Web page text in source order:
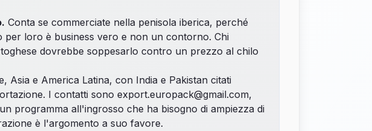
Conta se commerciate nella penisola iberica, perché
per loro è business vero e non un contorno. Chi
dovrebbe soppesarlo contro un prezzo al chilo
Asia e America Latina, con India e Pakistan citati
I contatti sono export.europack@gmail.com,
programma all'ingrosso che ha bisogno di ampiezza di
è l'argomento a suo favore.